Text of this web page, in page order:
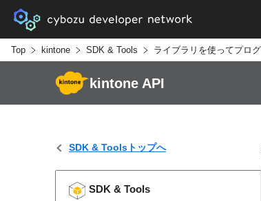
Top kintone SDK & Tools
kintone API
SDK & Toolsトップへ
SDK & Tools